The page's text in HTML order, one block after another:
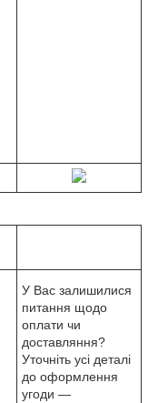
У Вас залишилися
питання щодо
оплати чи
доставляння?
Уточніть усі деталі
до оформлення
угоди —